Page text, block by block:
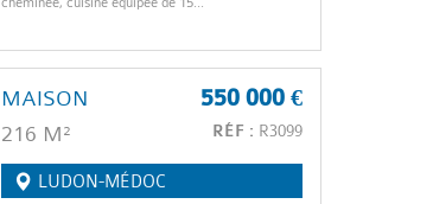
550 000 €
RÉF : R3099
MAISON
216 M²
LUDON-MÉDOC